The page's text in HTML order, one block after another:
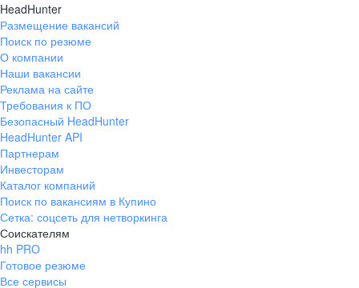
HeadHunter
Размещение вакансий
Поиск по резюме
О компании
Наши вакансии
Реклама на сайте
Требования к ПО
Безопасный HeadHunter
HeadHunter API
Партнерам
Инвесторам
Каталог компаний
Поиск по вакансиям в Купино
Сетка: соцсеть для нетворкинга
Соискателям
hh PRO
Готовое резюме
Все сервисы